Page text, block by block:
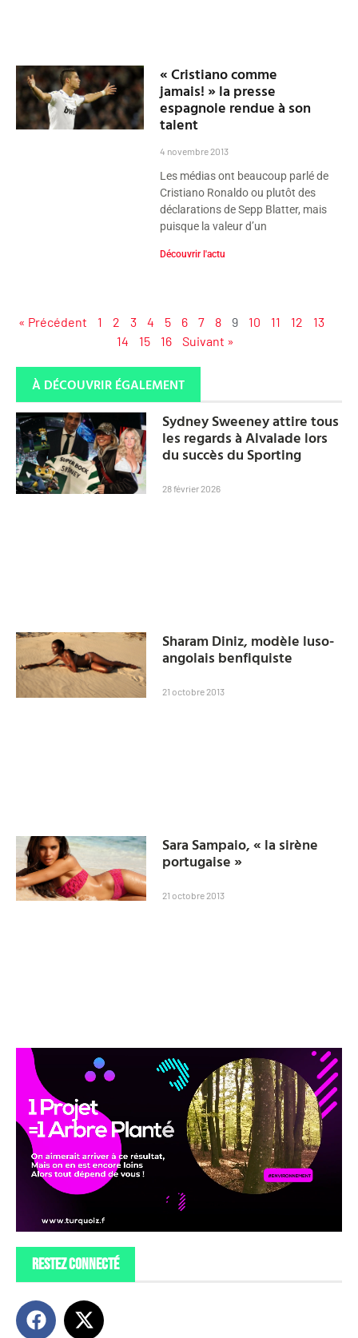
« Cristiano comme
jamais! » la presse
espagnole rendue à son
talent
4 novembre 2013
Les médias ont beaucoup parlé de
Cristiano Ronaldo ou plutôt des
déclarations de Sepp Blatter, mais
puisque la valeur d’un
Découvrir l'actu
« Précédent 1 2 3 4 5 6 7 8 9 10 11 12
13
14
15 16 Suivant »
À DÉCOUVRIR ÉGALEMENT
Sydney Sweeney attire tous
les regards à Alvalade lors
du succès du Sporting
28 février 2026
Sharam Diniz, modèle luso-
angolais benfiquiste
21 octobre 2013
Sara Sampaio, « la sirène
portugaise »
21 octobre 2013
restez connecté